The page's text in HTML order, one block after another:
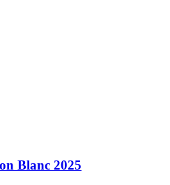
Blanc 2025